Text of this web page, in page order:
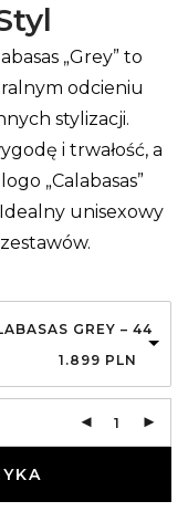
„Grey” to
odcieniu
stylizacji.
i trwałość, a
„Calabasas”
unisexowy
GREY – 44
1.899 PLN